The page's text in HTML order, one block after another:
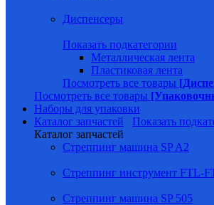
Диспенсеры
Показать подкатегории
Металлическая лента
Пластиковая лента
Посмотреть все товары
Посмотреть все товары
Наборы для упаковки
Каталог запчастей
Показать
Каталог запчастей
Стреппинг машина SP A2
Стреппинг инструмент FTL-
Стреппинг машина SP 505